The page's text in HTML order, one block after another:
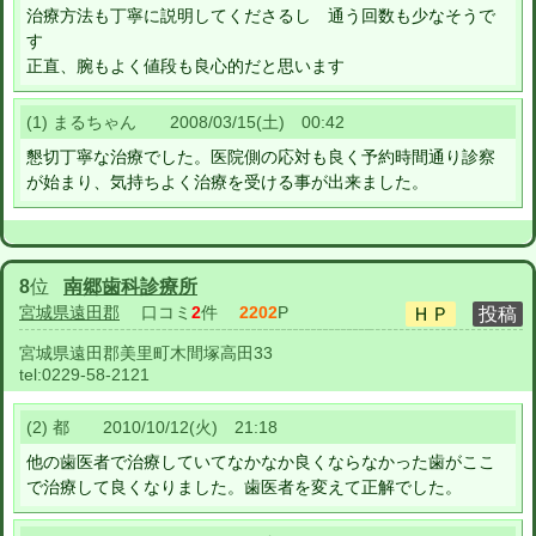
治療方法も丁寧に説明してくださるし 通う回数も少なそうで
す
正直、腕もよく値段も良心的だと思います
(1) まるちゃん 2008/03/15(土) 00:42
懇切丁寧な治療でした。医院側の応対も良く予約時間通り診察
が始まり、気持ちよく治療を受ける事が出来ました。
8位 南郷歯科診療所
宮城県遠田郡 口コミ 2件 2202P
宮城県遠田郡美里町木間塚高田33
tel:0229-58-2121
(2) 都 2010/10/12(火) 21:18
他の歯医者で治療していてなかなか良くならなかった歯がここ
で治療して良くなりました。歯医者を変えて正解でした。